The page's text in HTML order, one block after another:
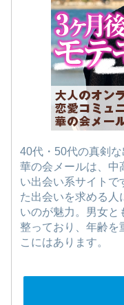
40代・50代の真剣
華の会メールは、中
い出会い系サイトで
た出会いを求める人
いのが魅力。男女と
整っており、年齢を
こにはあります。